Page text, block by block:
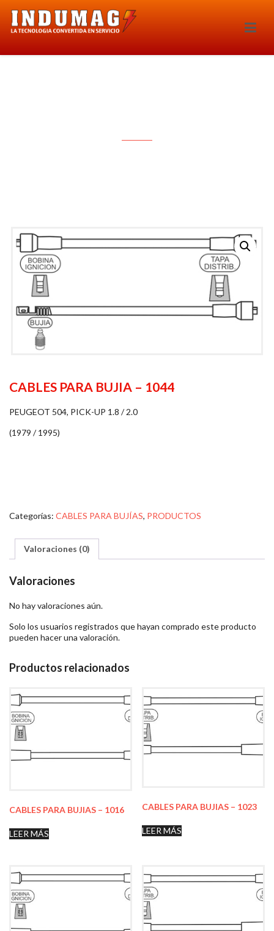
CABLES PARA BUJIA – 1044
PEUGEOT 504, PICK-UP 1.8 / 2.0
(1979 / 1995)
Categorías: CABLES PARA BUJÍAS, PRODUCTOS
Valoraciones (0)
Valoraciones
No hay valoraciones aún.
Solo los usuarios registrados que hayan comprado este producto
pueden hacer una valoración.
Productos relacionados
CABLES PARA BUJIAS – 1016
LEER MÁS
CABLES PARA BUJIAS – 1023
LEER MÁS